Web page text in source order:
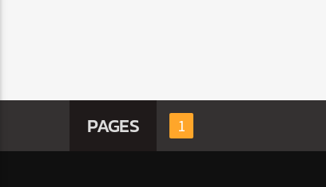
PAGES 1